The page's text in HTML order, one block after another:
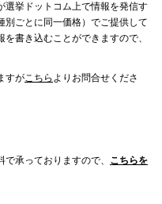
挙ドットコム上で情報を発信す
別ごとに同一価格）でご提供して
書き込むことができますので、
すがこちら よりお問合せくださ
承っておりますので、 こちらを